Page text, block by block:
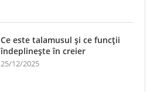
Ce este talamusul și ce funcții
îndeplinește în creier
25/12/2025